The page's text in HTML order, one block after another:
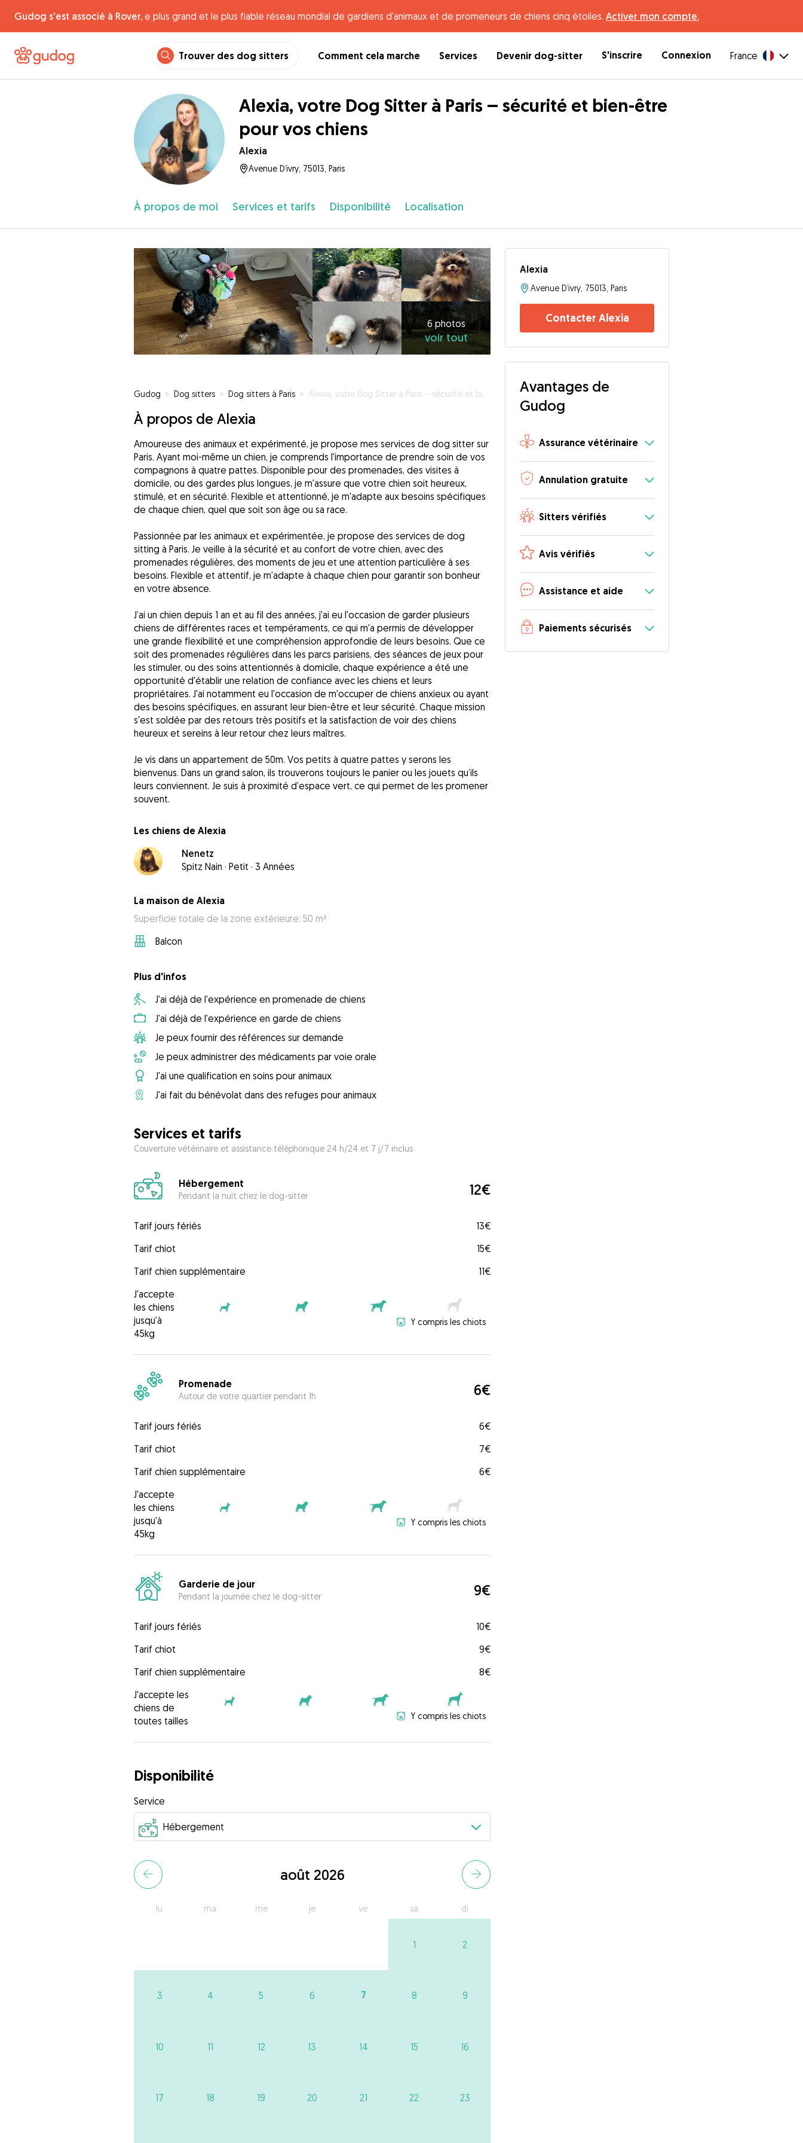
Gudog s'est associé à Rover, e plus grand et le plus fiable réseau mondial de gardiens d'animaux et de promeneurs de chiens cinq étoiles. Activer mon compte.
Trouver des dog sitters Comment cela marche Services Devenir dog-sitter S'inscrire Connexion France
Alexia, votre Dog Sitter à Paris – sécurité et bien-être
pour vos chiens
Alexia
Avenue D’ivry, 75013, Paris
À propos de moi Services et tarifs Disponibilité Localisation
6 photos
voir tout
photos
Gudog » Dog sitters » Dog sitters à Paris » Alexia, votre Dog Sitter à Paris – sécurité et bien-être pour vos chiens
À propos de Alexia
Amoureuse des animaux et expérimenté, je propose mes services de dog sitter sur
Paris. Ayant moi-même un chien, je comprends l'importance de prendre soin de vos
compagnons à quatre pattes. Disponible pour des promenades, des visites à
domicile, ou des gardes plus longues, je m'assure que votre chien soit heureux,
stimulé, et en sécurité. Flexible et attentionné, je m'adapte aux besoins spécifiques
de chaque chien, quel que soit son âge ou sa race.
Passionnée par les animaux et expérimentée, je propose des services de dog
sitting à Paris. Je veille à la sécurité et au confort de votre chien, avec des
promenades régulières, des moments de jeu et une attention particulière à ses
besoins. Flexible et attentif, je m'adapte à chaque chien pour garantir son bonheur
en votre absence.
J’ai un chien depuis 1 an et au fil des années, j'ai eu l'occasion de garder plusieurs
chiens de différentes races et tempéraments, ce qui m'a permis de développer
une grande flexibilité et une compréhension approfondie de leurs besoins. Que ce
soit des promenades régulières dans les parcs parisiens, des séances de jeux pour
les stimuler, ou des soins attentionnés à domicile, chaque expérience a été une
opportunité d'établir une relation de confiance avec les chiens et leurs
propriétaires. J'ai notamment eu l'occasion de m'occuper de chiens anxieux ou ayant
des besoins spécifiques, en assurant leur bien-être et leur sécurité. Chaque mission
s'est soldée par des retours très positifs et la satisfaction de voir des chiens
heureux et sereins à leur retour chez leurs maîtres.
Je vis dans un appartement de 50m. Vos petits à quatre pattes y serons les
bienvenus. Dans un grand salon, ils trouverons toujours le panier ou les jouets qu’ils
leurs conviennent. Je suis à proximité d’espace vert, ce qui permet de les promener
souvent.
Les chiens de Alexia
Nenetz
Spitz Nain · Petit · 3 Années
La maison de Alexia
Superficie totale de la zone extérieure: 50 m²
Balcon
Plus d'infos
J'ai déjà de l'expérience en promenade de chiens
J'ai déjà de l'expérience en garde de chiens
Je peux fournir des références sur demande
Je peux administrer des médicaments par voie orale
J'ai une qualification en soins pour animaux
J'ai fait du bénévolat dans des refuges pour animaux
Services et tarifs
Couverture vétérinaire et assistance téléphonique 24 h/24 et 7 j/7 inclus
Hébergement
Pendant la nuit chez le dog-sitter 12€
Tarif jours fériés
13€
Tarif chiot
15€
Tarif chien supplémentaire
11€
J'accepte
les chiens
jusqu'à
45kg
Y compris les chiots
Promenade
Autour de votre quartier pendant 1h 6€
Tarif jours fériés
6€
Tarif chiot
7€
Tarif chien supplémentaire
6€
J'accepte
les chiens
jusqu'à
45kg
Y compris les chiots
Garderie de jour
Pendant la journée chez le dog-sitter 9€
Tarif jours fériés
10€
Tarif chiot
9€
Tarif chien supplémentaire
8€
J'accepte les
chiens de
toutes tailles
Y compris les chiots
Disponibilité
Service
août 2026
lu ma me je ve sa di
1 2
3 4 5 6 7 8 9
10 11 12 13 14 15 16
17 18 19 20 21 22 23
Alexia
Avenue D’ivry, 75013, Paris
Contacter Alexia
Avantages de
Gudog
Assurance vétérinaire
Annulation gratuite
Sitters vérifiés
Avis vérifiés
Assistance et aide
Paiements sécurisés